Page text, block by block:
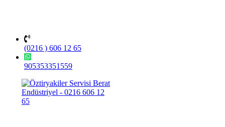
(0216 ) 606 12 65
905353351559